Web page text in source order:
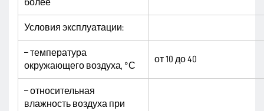
более
Условия эксплуатации:
– температура
окружающего воздуха, °С
от 10 до 40
– относительная
влажность воздуха при